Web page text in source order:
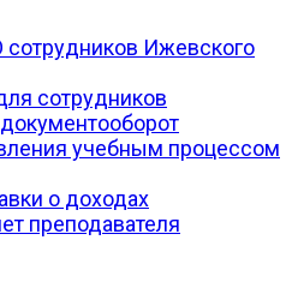
Ижевского
сотрудников
учебным процессом
о доходах
преподавателя